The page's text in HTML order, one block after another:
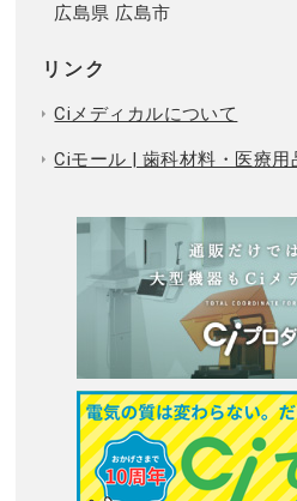
広島県 広島市
リンク
Ciメディカルについて
Ciモール | 歯科材料・医療用